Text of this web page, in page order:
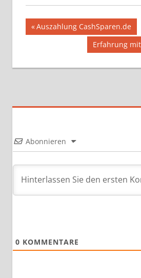
Vorheriger
Beitrag:
Auszahlung CashSparen.de
Nächster
Erfahrung
Abonnieren
0 KOMMENTARE